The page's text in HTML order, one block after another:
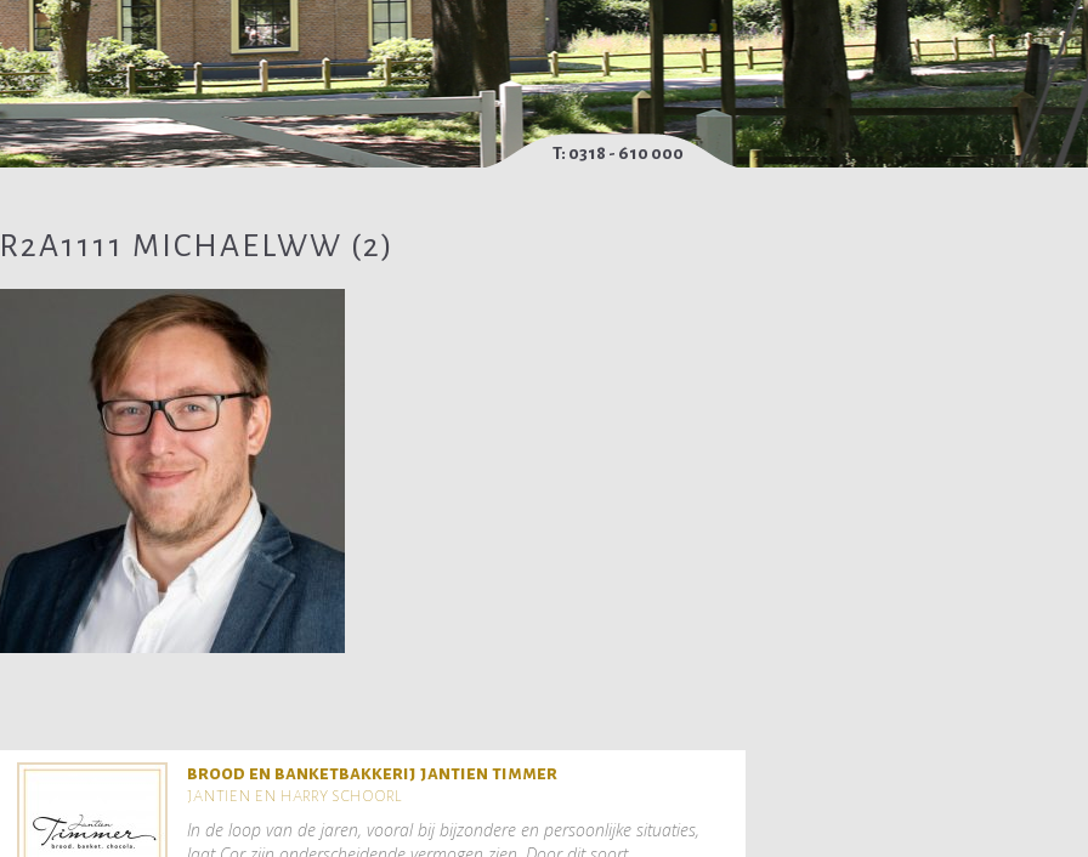
T: 0318 - 610 000
MICHAELWW (2)
brood en banketbakkerij jantien timmer
jantien en harry schoorl
In de loop van de jaren, vooral bij bijzondere en persoonlijke situaties,